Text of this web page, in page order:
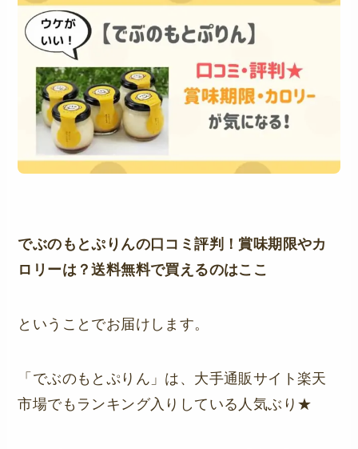
でぶのもとぷりんの口コミ評判！賞味期限やカ
ロリーは？送料無料で買えるのはここ
ということでお届けします。
「でぶのもとぷりん」は、大手通販サイト楽天
市場でもランキング入りしている人気ぶり★